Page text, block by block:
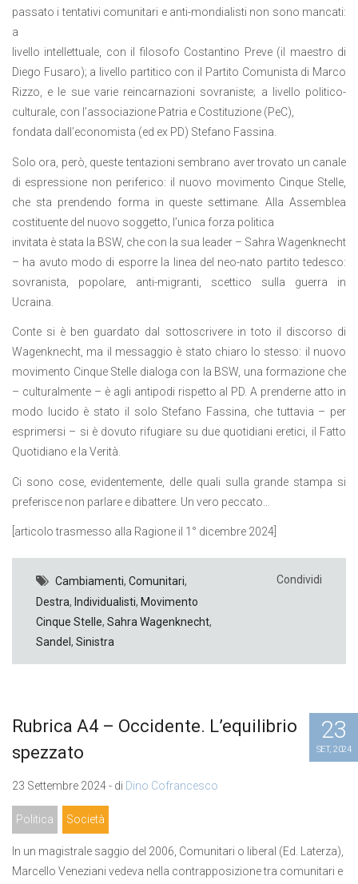
passato i tentativi comunitari e anti-mondialisti non sono mancati:
a
livello intellettuale, con il filosofo Costantino Preve (il maestro di
Diego Fusaro); a livello partitico con il Partito Comunista di Marco
Rizzo, e le sue varie reincarnazioni sovraniste; a livello politico-
culturale, con l’associazione Patria e Costituzione (PeC),
fondata dall’economista (ed ex PD) Stefano Fassina.
Solo ora, però, queste tentazioni sembrano aver trovato un canale
di espressione non periferico: il nuovo movimento Cinque Stelle,
che sta prendendo forma in queste settimane. Alla Assemblea
costituente del nuovo soggetto, l’unica forza politica
invitata è stata la BSW, che con la sua leader – Sahra Wagenknecht
– ha avuto modo di esporre la linea del neo-nato partito tedesco:
sovranista, popolare, anti-migranti, scettico sulla guerra in
Ucraina.
Conte si è ben guardato dal sottoscrivere in toto il discorso di
Wagenknecht, ma il messaggio è stato chiaro lo stesso: il nuovo
movimento Cinque Stelle dialoga con la BSW, una formazione che
– culturalmente – è agli antipodi rispetto al PD. A prenderne atto in
modo lucido è stato il solo Stefano Fassina, che tuttavia – per
esprimersi – si è dovuto rifugiare su due quotidiani eretici, il Fatto
Quotidiano e la Verità.
Ci sono cose, evidentemente, delle quali sulla grande stampa si
preferisce non parlare e dibattere. Un vero peccato…
[articolo trasmesso alla Ragione il 1° dicembre 2024]
Cambiamenti, Comunitari,
Destra, Individualisti, Movimento
Cinque Stelle, Sahra Wagenknecht,
Sandel , Sinistra
Condividi
23
SET, 2024
Rubrica A4 – Occidente. L’equilibrio
spezzato
23 Settembre 2024 - di Dino Cofrancesco
Politica Società
In un magistrale saggio del 2006, Comunitari o liberal (Ed. Laterza),
Marcello Veneziani vedeva nella contrapposizione tra comunitari e